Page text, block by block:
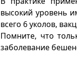
высокий уровень
всего 6 уколов,
Помните, что
заболевание